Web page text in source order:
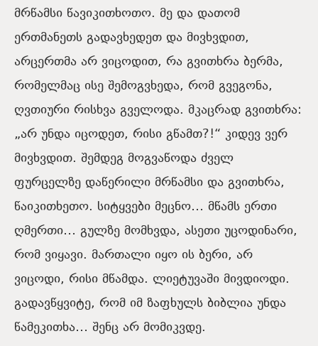
მრწამსი წავიკითხოთო. მე და დათომ
ერთმანეთს გადავხედეთ და მივხვდით,
არცერთმა არ ვიცოდით, რა გვითხრა ბერმა,
რომელმაც ისე შემოგვხედა, რომ გვეგონა,
ღვთიური რისხვა გველოდა. მკაცრად გვითხრა:
„არ უნდა იცოდეთ, რისი გწამთ?!“ კიდევ ვერ
მივხვდით. შემდეგ მოგვაწოდა ძველ
ფურცელზე დაწერილი მრწამსი და გვითხრა,
წაიკითხეთო. სიტყვები მეცნო… მწამს ერთი
ღმერთი… გულზე მომხვდა, ასეთი უცოდინარი,
რომ ვიყავი. მართალი იყო ის ბერი, არ
ვიცოდი, რისი მწამდა. ლიეტუვაში მივდიოდი.
გადავწყვიტე, რომ იმ ზაფხულს ბიბლია უნდა
წამეკითხა… შენც არ მომიკვდე.